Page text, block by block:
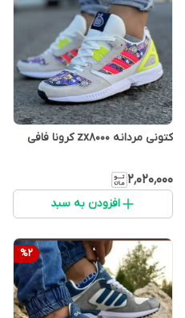
کتونی مردانه zx8000 کرونا فافی
۲٬۰۲۰٬۰۰۰
افزودن به سبد
%2